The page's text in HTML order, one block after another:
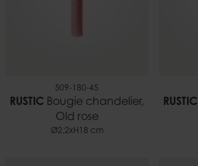
509-180-45
RUSTIC Bougie chandelier,
Old rose
Ø2,2xH18 cm
RUSTIC